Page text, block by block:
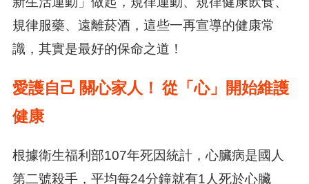
規律服藥、遠離菸酒，這些一再宣導的健康常
識，其實是最好的保命之道！
愛護自己 關心家人！ 從「心」開始維護
健康
根據衛生福利部107年死因統計，心臟病是國人
第二號殺手，平均每24分鐘就有1人死於心臟